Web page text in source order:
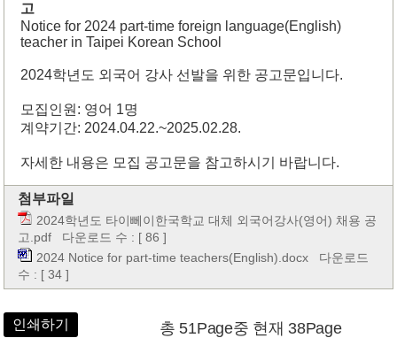
고
Notice for 2024 part-time foreign language(English)
teacher in Taipei Korean School
2024학년도 외국어 강사 선발을 위한 공고문입니다.
모집인원: 영어 1명
계약기간: 2024.04.22.~2025.02.28.
자세한 내용은 모집 공고문을 참고하시기 바랍니다.
첨부파일
2024학년도 타이뻬이한국학교 대체 외국어강사(영어) 채용 공
고.pdf 다운로드 수 : [ 86 ]
2024 Notice for part-time teachers(English).docx 다운로드
수 : [ 34 ]
인쇄하기 총 51Page중 현재 38Page